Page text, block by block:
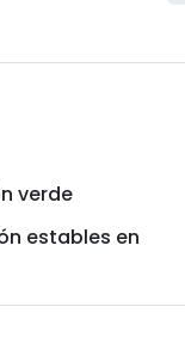
verde
estables en